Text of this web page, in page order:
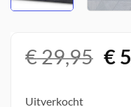
€29,95 €
Uitverkocht